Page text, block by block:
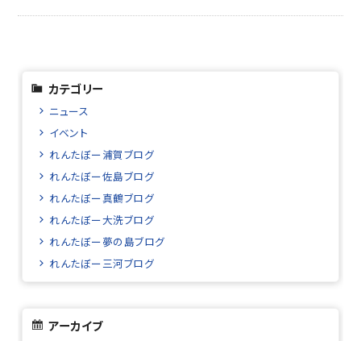
カテゴリー
ニュース
イベント
れんたぼー浦賀ブログ
れんたぼー佐島ブログ
れんたぼー真鶴ブログ
れんたぼー大洗ブログ
れんたぼー夢の島ブログ
れんたぼー三河ブログ
アーカイブ